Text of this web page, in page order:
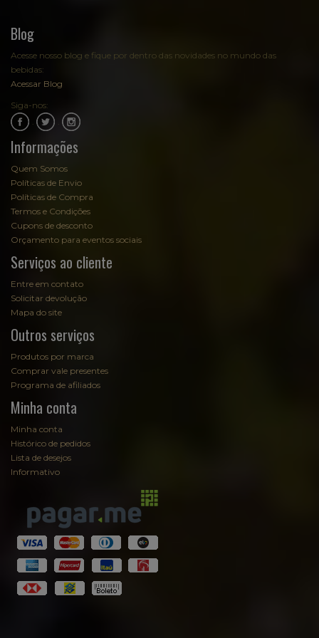
Blog
Acesse nosso blog e fique por dentro das novidades no mundo das
bebidas:
Acessar Blog
Siga-nos:
Informações
Quem Somos
Políticas de Envio
Políticas de Compra
Termos e Condições
Cupons de desconto
Orçamento para eventos sociais
Serviços ao cliente
Entre em contato
Solicitar devolução
Mapa do site
Outros serviços
Produtos por marca
Comprar vale presentes
Programa de afiliados
Minha conta
Minha conta
Histórico de pedidos
Lista de desejos
Informativo